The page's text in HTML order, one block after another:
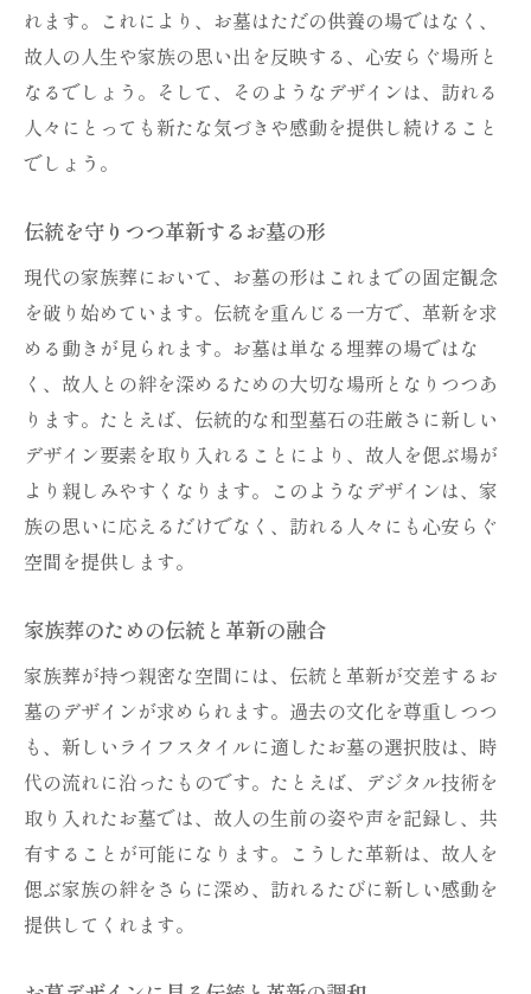
れます。これにより、お墓はただの供養の場ではなく、
故人の人生や家族の思い出を反映する、心安らぐ場所と
なるでしょう。そして、そのようなデザインは、訪れる
人々にとっても新たな気づきや感動を提供し続けること
でしょう。
伝統を守りつつ革新するお墓の形
現代の家族葬において、お墓の形はこれまでの固定観念
を破り始めています。伝統を重んじる一方で、革新を求
める動きが見られます。お墓は単なる埋葬の場ではな
く、故人との絆を深めるための大切な場所となりつつあ
ります。たとえば、伝統的な和型墓石の荘厳さに新しい
デザイン要素を取り入れることにより、故人を偲ぶ場が
より親しみやすくなります。このようなデザインは、家
族の思いに応えるだけでなく、訪れる人々にも心安らぐ
空間を提供します。
家族葬のための伝統と革新の融合
家族葬が持つ親密な空間には、伝統と革新が交差するお
墓のデザインが求められます。過去の文化を尊重しつつ
も、新しいライフスタイルに適したお墓の選択肢は、時
代の流れに沿ったものです。たとえば、デジタル技術を
取り入れたお墓では、故人の生前の姿や声を記録し、共
有することが可能になります。こうした革新は、故人を
偲ぶ家族の絆をさらに深め、訪れるたびに新しい感動を
提供してくれます。